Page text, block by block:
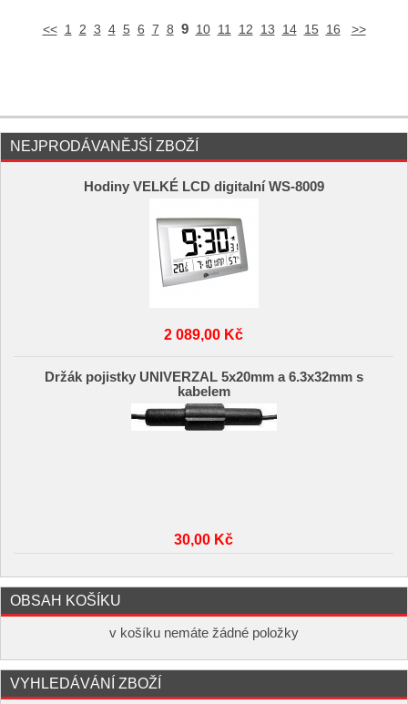
<< 1 2 3 4 5 6 7 8 9 10 11 12 13 14 15 16 >>
NEJPRODÁVANĚJŠÍ ZBOŽÍ
Hodiny VELKÉ LCD digitalní WS-8009
2 089,00 Kč
Držák pojistky UNIVERZAL 5x20mm a 6.3x32mm s
kabelem
30,00 Kč
OBSAH KOŠÍKU
v košíku nemáte žádné položky
VYHLEDÁVÁNÍ ZBOŽÍ